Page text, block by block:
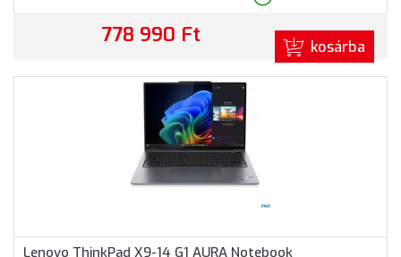
778 990 Ft kosárba
Lenovo ThinkPad X9-14 G1 AURA Notebook